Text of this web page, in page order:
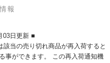
報
03日更新 ■
該当の売り切れ商品が再入荷すると
事ができます。 この再入荷通知機